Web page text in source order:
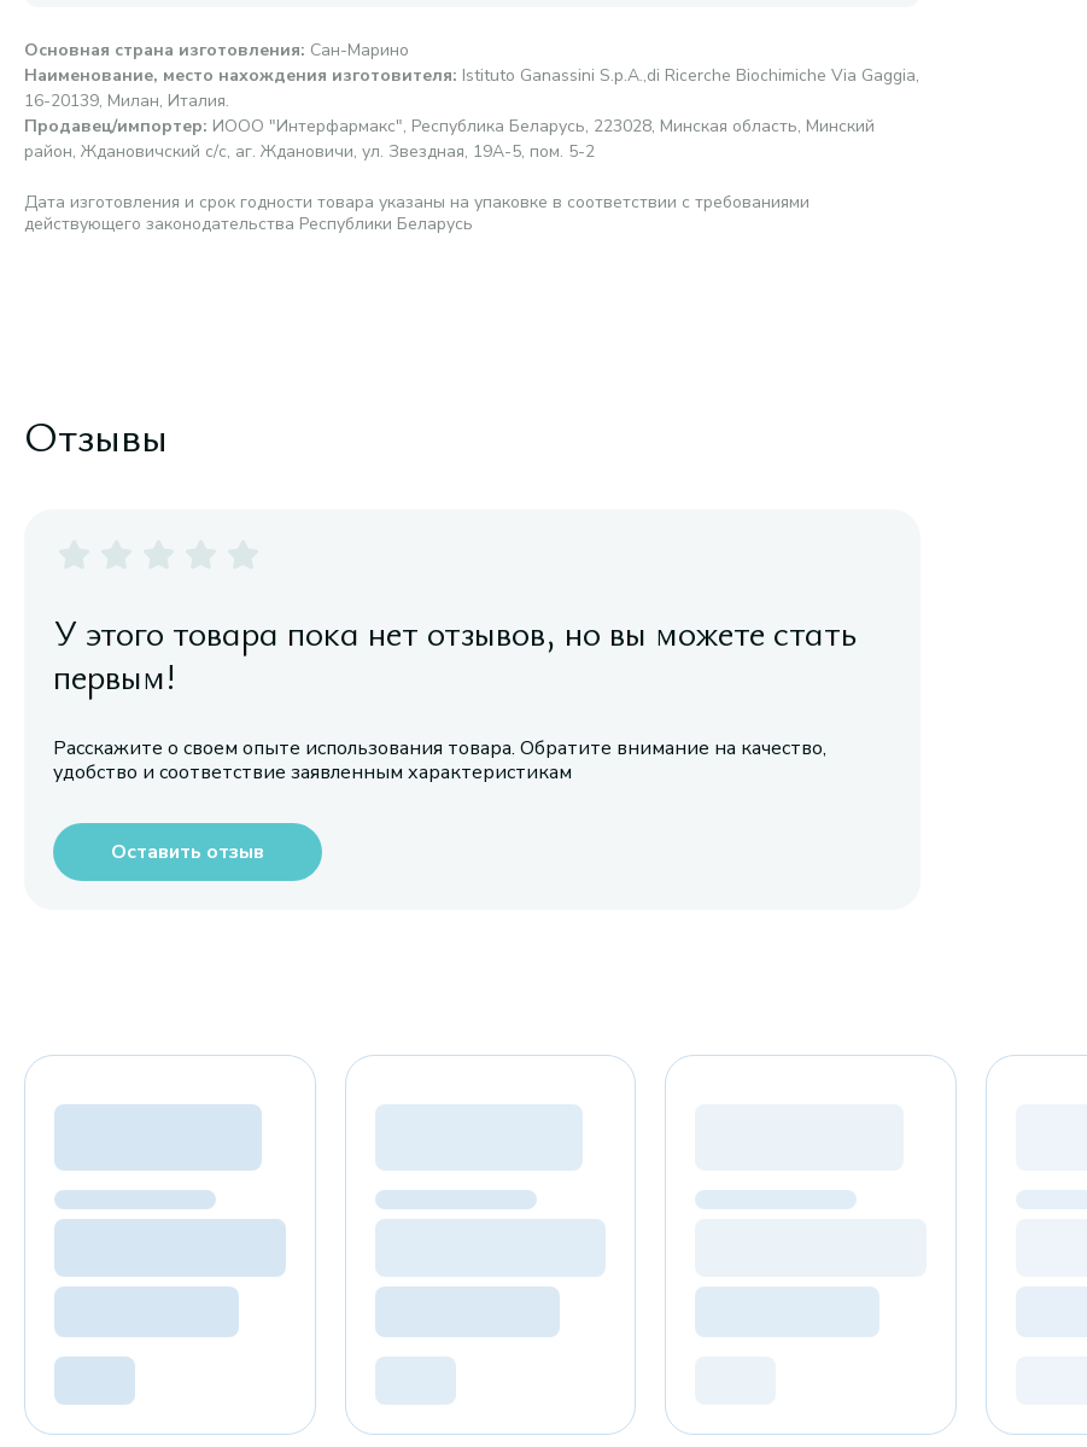
Основная страна изготовления: Сан-Марино
Наименование, место нахождения изготовителя: Istituto Ganassini S.p.A.,di Ricerche Biochimiche Via Gaggia,
16-20139, Милан, Италия.
Продавец/импортер: ИООО "Интерфармакс", Республика Беларусь, 223028, Минская область, Минский
район, Ждановичский с/с, аг. Ждановичи, ул. Звездная, 19А-5, пом. 5-2
Дата изготовления и срок годности товара указаны на упаковке в соответствии с требованиями
действующего законодательства Республики Беларусь
Отзывы
У этого товара пока нет отзывов, но вы можете стать
первым!
Расскажите о своем опыте использования товара. Обратите внимание на качество,
удобство и соответствие заявленным характеристикам
Оставить отзыв